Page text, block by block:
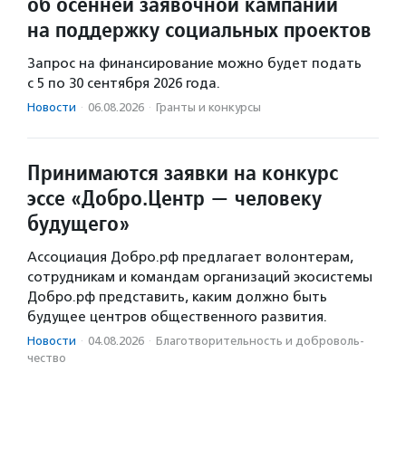
на поддержку социальных проектов
Запрос на финансирование можно будет подать
с 5 по 30 сентября 2026 года.
Новости · 06.08.2026 · Гранты и конкурсы
Принимаются заявки на конкурс
эссе «Добро.Центр — человеку
будущего»
Ассоциация Добро.рф предлагает волонтерам,
сотрудникам и командам организаций экосистемы
Добро.рф представить, каким должно быть
будущее центров общественного развития.
Новости · 04.08.2026 · Благотвори­тель­ность и доброволь­
чест­во